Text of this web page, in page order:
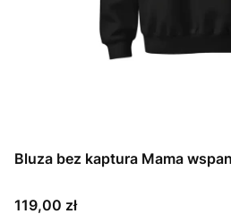
Bluza bez kaptura Mama
Cena
119,00 zł